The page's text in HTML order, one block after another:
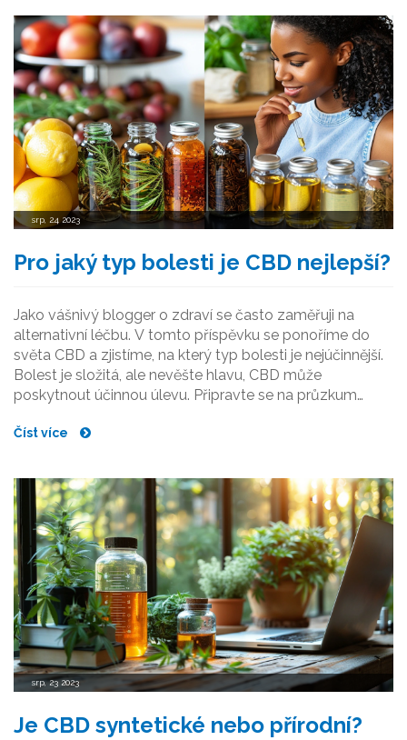
srp, 24 2023
Pro jaký typ bolesti je CBD nejlepší?
Jako vášnivý blogger o zdraví se často zaměřuji na
alternativní léčbu. V tomto příspěvku se ponoříme do
světa CBD a zjistíme, na který typ bolesti je nejúčinnější.
Bolest je složitá, ale nevěšte hlavu, CBD může
poskytnout účinnou úlevu. Připravte se na průzkum
chronickou bolest, bolest svalů nebo kloubů. Jde o
co potřebujete.
Číst více
srp, 23 2023
Je CBD syntetické nebo přírodní?